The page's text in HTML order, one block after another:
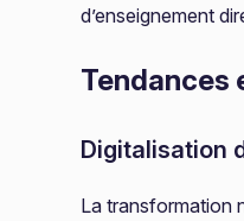
d’enseignement
Tendances
Digitalisation
La transformation